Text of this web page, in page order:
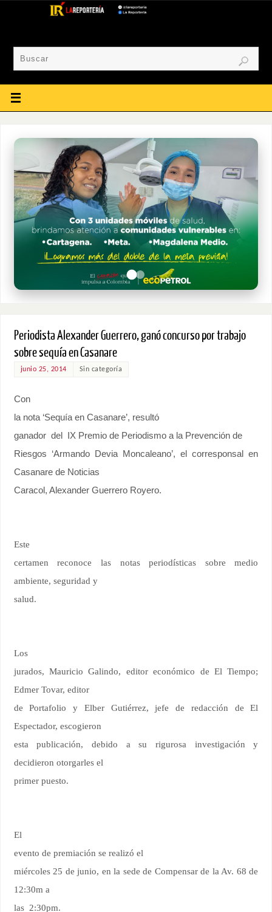
Periodista Alexander Guerrero, ganó concurso por trabajo
sobre sequía en Casanare
junio 25, 2014 Sin categoría
Con
la nota ‘Sequía en Casanare’, resultó
ganador del
IX Premio de Periodismo a la Prevención de
Riesgos ‘Armando Devia Moncaleano’, el corresponsal en
Casanare de Noticias
Caracol, Alexander Guerrero Royero.
Este
certamen reconoce las notas periodísticas sobre medio
ambiente, seguridad y
salud.
Los
jurados, Mauricio Galindo, editor económico de El Tiempo;
Edmer Tovar, editor
de Portafolio y Elber Gutiérrez, jefe de redacción de El
Espectador, escogieron
esta publicación, debido a su rigurosa investigación y
decidieron otorgarles el
primer puesto.
El
evento de premiación se realizó el
miércoles 25 de junio, en la sede de Compensar de la Av. 68 de
12:30m a
las 2:30pm.